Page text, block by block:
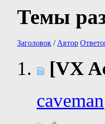
Темы
Заголовок / Автор
[VX
caveman